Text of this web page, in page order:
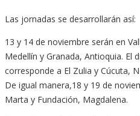
Las jornadas se desarrollarán así:
13 y 14 de noviembre serán en
Medellín y Granada, Antioquia. El
corresponde a El Zulia y Cúcuta,
De igual manera,18 y 19 de
Marta y Fundación, Magdalena.